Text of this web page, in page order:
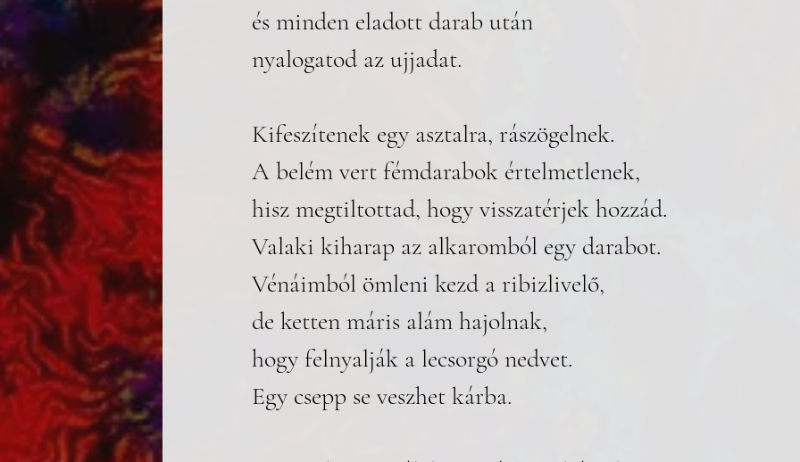
és minden eladott darab után
nyalogatod az ujjadat.
Kifeszítenek egy asztalra, rászögelnek.
A belém vert fémdarabok értelmetlenek,
hisz megtiltottad, hogy visszatérjek hozzád.
Valaki kiharap az alkaromból egy darabot.
Vénáimból ömleni kezd a ribizlivelő,
de ketten máris alám hajolnak,
hogy felnyalják a lecsorgó nedvet.
Egy csepp se veszhet kárba.